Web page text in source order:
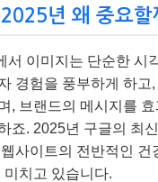
년 왜 중요할
서 이미지는 단순한 시
경험을 풍부하게 하고,
, 브랜드의 메시지를
죠. 2025년 구글의 최
사이트의 전반적인 건
치고 있습니다.